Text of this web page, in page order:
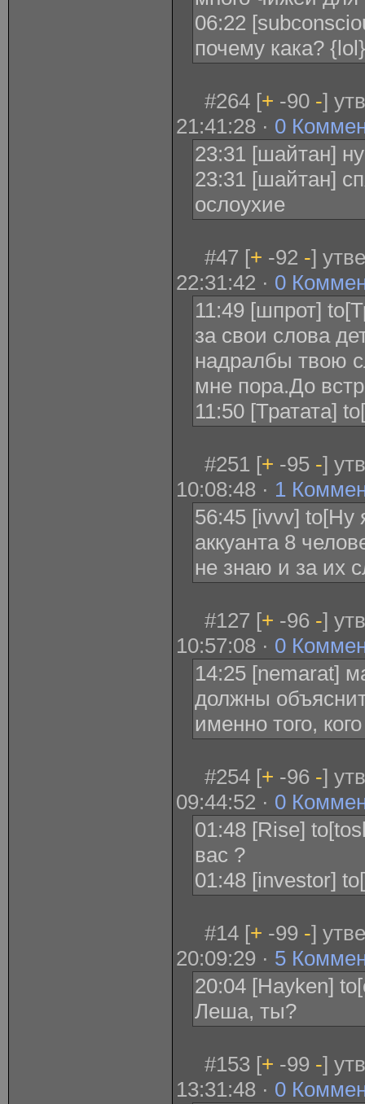
06:22
почему кака? {lol}
#264 [+ -90 -]
21:41:28 · 0
23:31 [шайтан]
23:31 [шайтан]
ослоухие
#47 [+ -92 -]
22:31:42 · 0
11:49 [шпрот]
за свои слова
надралбы твою
мне пора.До
11:50 [Тратата]
#251 [+ -95 -]
10:08:48 · 1
56:45 [ivvv] to[Ну
аккуанта 8
не знаю и за их
#127 [+ -96 -]
10:57:08 · 0
14:25 [nemarat]
должны
именно того,
#254 [+ -96 -]
09:44:52 · 0
01:48 [Rise]
вас ?
01:48 [investor]
#14 [+ -99 -]
20:09:29 · 5
20:04 [Hayken]
Леша, ты?
#153 [+ -99 -]
13:31:48 · 0